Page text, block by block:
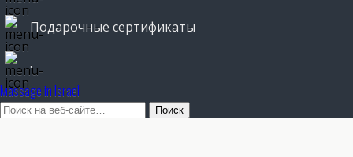
Подарочные сертификаты
.
Massage in Israel